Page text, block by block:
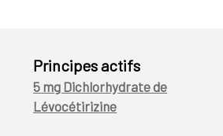
Principes actifs
5 mg Dichlorhydrate de
Lévocétirizine